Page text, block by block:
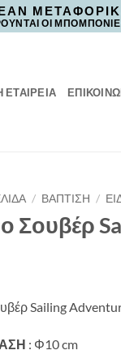
ΟΙ
ΕΤΑΙΡΕΙΑ
/ ΒΑΠΤΙΣΗ /
Σουβέρ
Sailing
: Φ10 cm